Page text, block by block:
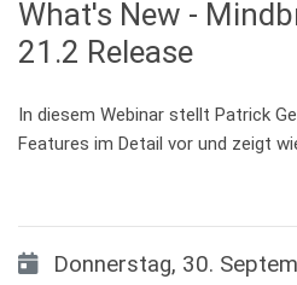
What's New -
21.2 Release
In diesem Webinar stellt Patrick
Features im Detail vor und zeigt
DateDonnerstag, 30.